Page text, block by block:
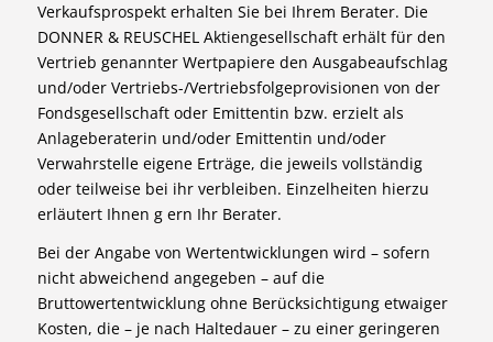
Verkaufsprospekt erhalten Sie bei Ihrem Berater. Die
DONNER & REUSCHEL Aktiengesellschaft erhält für den
Vertrieb genannter Wertpapiere den Ausgabeaufschlag
und/oder Vertriebs-/Vertriebsfolgeprovisionen von der
Fondsgesellschaft oder Emittentin bzw. erzielt als
Anlageberaterin und/oder Emittentin und/oder
Verwahrstelle eigene Erträge, die jeweils vollständig
oder teilweise bei ihr verbleiben. Einzelheiten hierzu
erläutert Ihnen g ern Ihr Berater.
Bei der Angabe von Wertentwicklungen wird – sofern
nicht abweichend angegeben – auf die
Bruttowertentwicklung ohne Berücksichtigung etwaiger
Kosten, die – je nach Haltedauer – zu einer geringeren